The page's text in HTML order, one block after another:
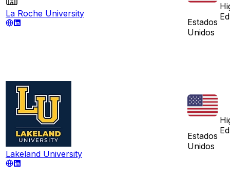
La Roche University
Estados
Unidos
Lakeland University
Estados
Unidos